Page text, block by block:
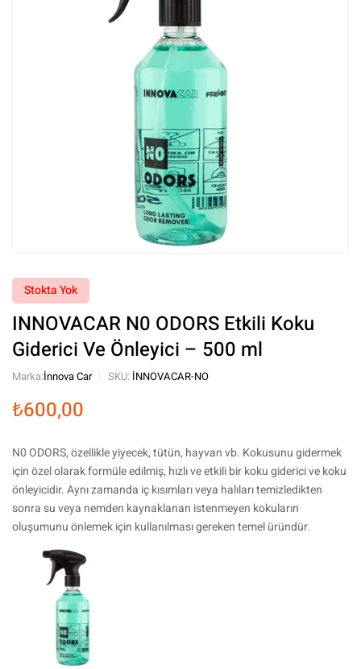
Stokta Yok
INNOVACAR N0 ODORS Etkili Koku
Giderici Ve Önleyici – 500 ml
Marka:İnnova Car SKU: INNOVACAR-NO
₺600,00
N0 ODORS, özellikle yiyecek, tütün, hayvan vb. Kokusunu gidermek
için özel olarak formüle edilmiş, hızlı ve etkili bir koku giderici ve koku
önleyicidir. Aynı zamanda iç kısımları veya halıları temizledikten
sonra su veya nemden kaynaklanan istenmeyen kokuların
oluşumunu önlemek için kullanılması gereken temel üründür.